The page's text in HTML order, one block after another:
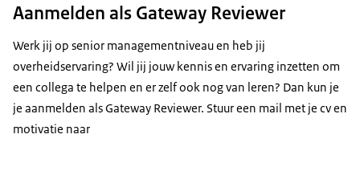
Aanmelden als Gateway Reviewer
Werk jij op senior managementniveau en heb jij
overheidservaring? Wil jij jouw kennis en ervaring inzetten om
een collega te helpen en er zelf ook nog van leren? Dan kun je
je aanmelden als Gateway Reviewer. Stuur een mail met je cv en
motivatie naar